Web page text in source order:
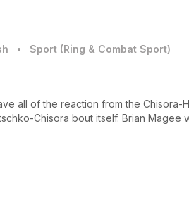
• Sport (Ring & Combat Sport)
all of the reaction from the Chisora-
Chisora bout itself. Brian Magee
Karpency in Cardiff and